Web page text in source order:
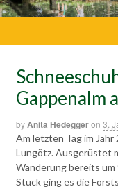
Gappenalm
byAnita Hedeggeron 3.
Am letzten Tag im Jahr
Lungötz. Ausgerüstet
Wanderung bereits
Stück ging es die